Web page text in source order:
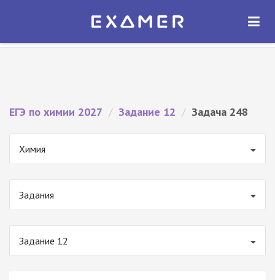
Экзамер — ЕГЭ 2027
ОТКРЫТЬ
ЕГЭ по химии 2027 / Задание 12 / Задача 248
Химия
Задания
Задание 12